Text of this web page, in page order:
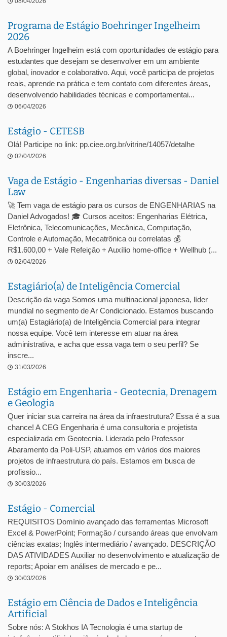
Programa de Estágio Boehringer Ingelheim
2026
A Boehringer Ingelheim está com oportunidades de estágio para
estudantes que desejam se desenvolver em um ambiente
global, inovador e colaborativo. Aqui, você participa de projetos
reais, aprende na prática e tem contato com diferentes áreas,
desenvolvendo habilidades técnicas e comportamentai...
06/04/2026
Estágio - CETESB
Olá! Participe no link: pp.ciee.org.br/vitrine/14057/detalhe
02/04/2026
Vaga de Estágio - Engenharias diversas - Daniel
Law
🚀 Tem vaga de estágio para os cursos de ENGENHARIAS na
Daniel Advogados! 🎓 Cursos aceitos: Engenharias Elétrica,
Eletrônica, Telecomunicações, Mecânica, Computação,
Controle e Automação, Mecatrônica ou correlatas 💰
R$1.600,00 + Vale Refeição + Auxílio home-office + Wellhub (...
02/04/2026
Estagiário(a) de Inteligência Comercial
Descrição da vaga Somos uma multinacional japonesa, líder
mundial no segmento de Ar Condicionado. Estamos buscando
um(a) Estagiário(a) de Inteligência Comercial para integrar
nossa equipe. Você tem interesse em atuar na área
administrativa, e acha que essa vaga tem o seu perfil? Se
inscre...
31/03/2026
Estágio em Engenharia - Geotecnia, Drenagem
e Geologia
Quer iniciar sua carreira na área da infraestrutura? Essa é a sua
chance! A CEG Engenharia é uma consultoria e projetista
especializada em Geotecnia. Liderada pelo Professor
Abaramento da Poli-USP, atuamos em vários dos maiores
projetos de infraestrutura do país. Estamos em busca de
profissio...
30/03/2026
Estágio - Comercial
REQUISITOS Domínio avançado das ferramentas Microsoft
Excel & PowerPoint; Formação / cursando áreas que envolvam
ciências exatas; Inglês intermediário / avançado. DESCRIÇÃO
DAS ATIVIDADES Auxiliar no desenvolvimento e atualização de
reports; Apoiar em análises de mercado e pe...
30/03/2026
Estágio em Ciência de Dados e Inteligência
Artificial
Sobre nós: A Stokhos IA Tecnologia é uma startup de